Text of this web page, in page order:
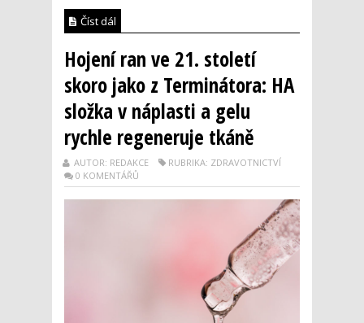
Číst dál
Hojení ran ve 21. století
skoro jako z Terminátora: HA
složka v náplasti a gelu
rychle regeneruje tkáně
AUTOR: REDAKCE
RUBRIKA: ZDRAVOTNICTVÍ
0 KOMENTÁŘŮ